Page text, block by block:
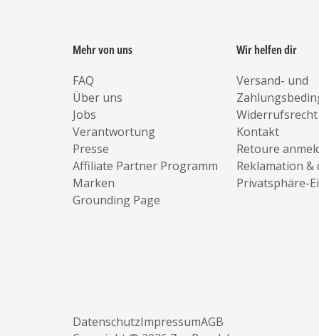
Mehr von uns
FAQ
Über uns
Jobs
Verantwortung
Presse
Affiliate Partner Programm
Marken
Grounding Page
Wir helfen dir
Versand- und
Widerrufsrecht
Kontakt
Retoure
Reklamation &
Privatsphäre-
DatenschutzImpressumAGB